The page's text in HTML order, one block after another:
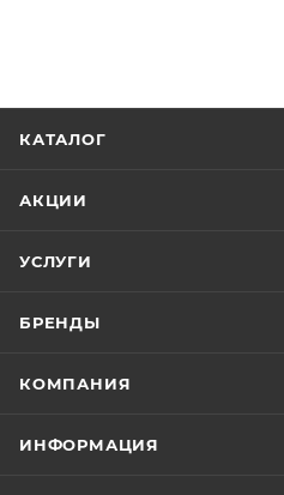
КАТАЛОГ
АКЦИИ
УСЛУГИ
БРЕНДЫ
КОМПАНИЯ
ИНФОРМАЦИЯ